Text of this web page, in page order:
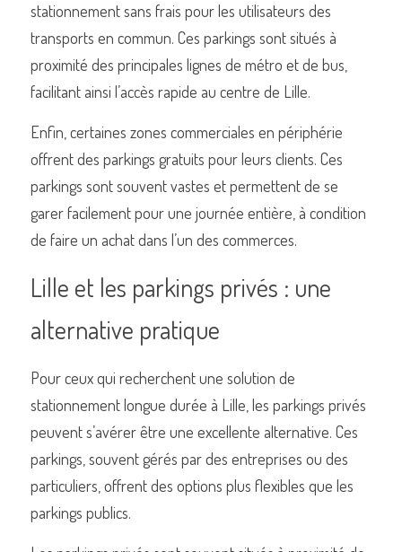
stationnement sans frais pour les utilisateurs des
transports en commun. Ces parkings sont situés à
proximité des principales lignes de métro et de bus,
facilitant ainsi l’accès rapide au centre de Lille.
Enfin, certaines zones commerciales en périphérie
offrent des parkings gratuits pour leurs clients. Ces
parkings sont souvent vastes et permettent de se
garer facilement pour une journée entière, à condition
de faire un achat dans l’un des commerces.
Lille et les parkings privés : une
alternative pratique
Pour ceux qui recherchent une solution de
stationnement longue durée à Lille, les parkings privés
peuvent s’avérer être une excellente alternative. Ces
parkings, souvent gérés par des entreprises ou des
particuliers, offrent des options plus flexibles que les
parkings publics.